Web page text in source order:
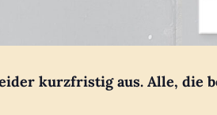
kurzfristig aus. Alle, die